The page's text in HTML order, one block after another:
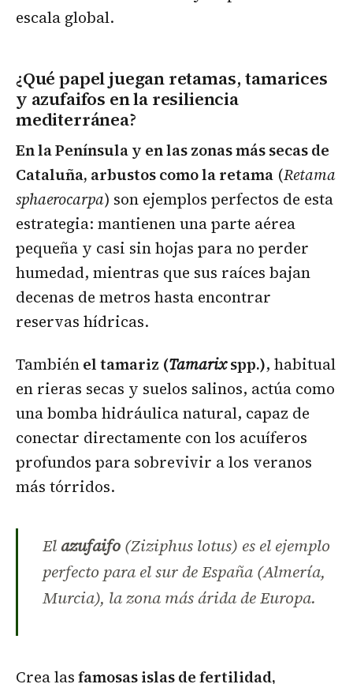
escala global.
¿Qué papel juegan retamas, tamarices
y azufaifos en la resiliencia
mediterránea?
En la Península y en las zonas más secas de
Cataluña, arbustos como la retama (Retama
sphaerocarpa) son ejemplos perfectos de esta
estrategia: mantienen una parte aérea
pequeña y casi sin hojas para no perder
humedad, mientras que sus raíces bajan
decenas de metros hasta encontrar
reservas hídricas.
Tambiénel tamariz (Tamarixspp.), habitual
en rieras secas y suelos salinos, actúa como
una bomba hidráulica natural, capaz de
conectar directamente con los acuíferos
profundos para sobrevivir a los veranos
más tórridos.
Elazufaifo (Ziziphus lotus) es el ejemplo
perfecto para el sur de España (Almería,
Murcia), la zona más árida de Europa.
Crea lasfamosas islas de fertilidad,